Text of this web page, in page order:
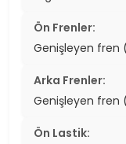
Ön Frenler:
Genişleyen
Arka Frenler:
Genişleyen
Ön Lastik: